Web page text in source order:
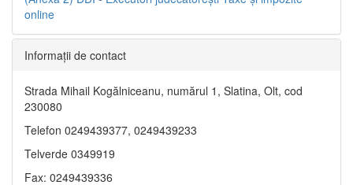
online
Informaţii de contact
Strada Mihail Kogălniceanu, numărul 1, Slatina, Olt, cod
230080
Telefon 0249439377, 0249439233
Telverde 0349919
Fax: 0249439336